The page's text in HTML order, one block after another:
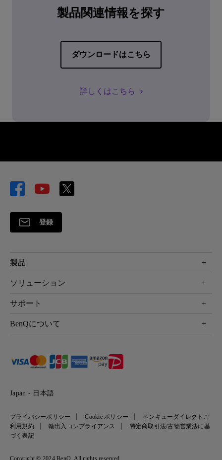
製品関連情報を探す
ダウンロードはこちら
詳しくはこちら
登録
製品
プロジェクター
照明
Webカメラ
ソリューション
ビジネス向け
知識ページ
AQCOLOR
e-Sports
サポート
サポート
製品保守サービス終了のご案内
BenQについて
リーダーシップ
ニュース
Copyright © 2024 BenQ. All rights reserved.
プライバシーポリシー Cookie ポリシー
ベンキューダイレクトご
利用規約
輸出入コンプライアンス
特定商取引法/古物営業法に基
づく表記
Japan - 日本語